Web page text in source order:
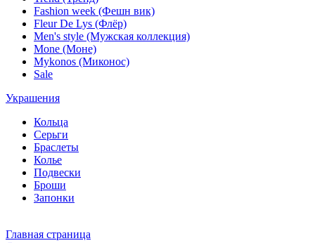
Fashion week (Фешн вик)
Fleur De Lys (Флёр)
Men's style (Мужская коллекция)
Mone (Моне)
Mykonos (Миконос)
Sale
Украшения
Кольца
Серьги
Браслеты
Колье
Подвески
Броши
Запонки
Главная страница